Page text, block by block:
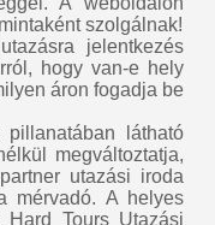
szolgálnak!
jelentkezés
hogy van-e hely
áron fogadja be
látható
megváltoztatja,
utazási iroda
mérvadó. A helyes
Tours Utazási